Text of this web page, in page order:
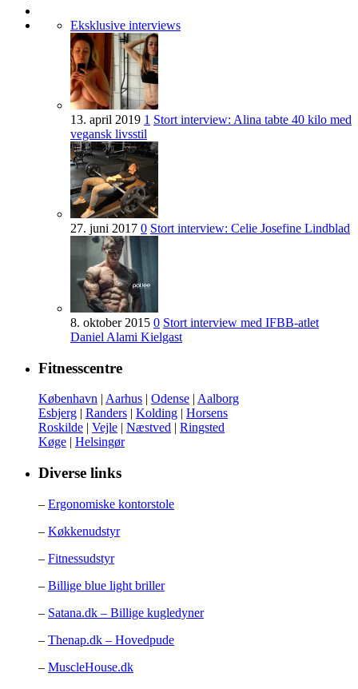
Eksklusive interviews
13. april 2019 1 Stort interview: Alina tabte 40 kilo med
vegansk livsstil
27. juni 2017 0 Stort interview: Celie Josefine Lindblad
8. oktober 2015 0 Stort interview med IFBB-atlet
Daniel Alami Kielgast
Fitnesscentre
København | Aarhus | Odense | Aalborg
Esbjerg | Randers | Kolding | Horsens
Roskilde | Vejle | Næstved | Ringsted
Køge | Helsingør
Diverse links
– Ergonomiske kontorstole
– Køkkenudstyr
– Fitnessudstyr
– Billige blue light briller
– Satana.dk – Billige kugledyner
– Thenap.dk – Hovedpude
– MuscleHouse.dk